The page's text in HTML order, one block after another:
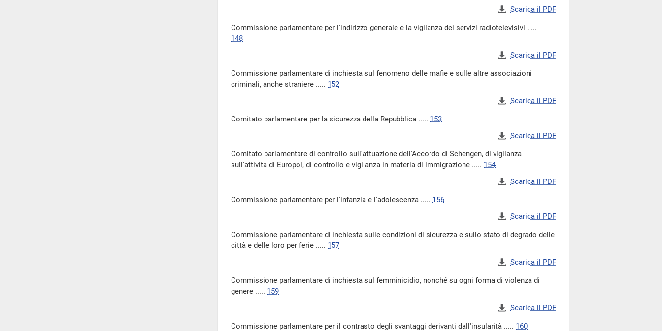
Scarica il PDF
Commissione parlamentare per l'indirizzo generale e la vigilanza dei servizi radiotelevisivi .....
148
Scarica il PDF
Commissione parlamentare di inchiesta sul fenomeno delle mafie e sulle altre associazioni
criminali, anche straniere ..... 152
Scarica il PDF
Comitato parlamentare per la sicurezza della Repubblica ..... 153
Scarica il PDF
Comitato parlamentare di controllo sull'attuazione dell'Accordo di Schengen, di vigilanza
sull'attività di Europol, di controllo e vigilanza in materia di immigrazione ..... 154
Scarica il PDF
Commissione parlamentare per l'infanzia e l'adolescenza ..... 156
Scarica il PDF
Commissione parlamentare di inchiesta sulle condizioni di sicurezza e sullo stato di degrado delle
città e delle loro periferie ..... 157
Scarica il PDF
Commissione parlamentare di inchiesta sul femminicidio, nonché su ogni forma di violenza di
genere ..... 159
Scarica il PDF
Commissione parlamentare per il contrasto degli svantaggi derivanti dall'insularità ..... 160